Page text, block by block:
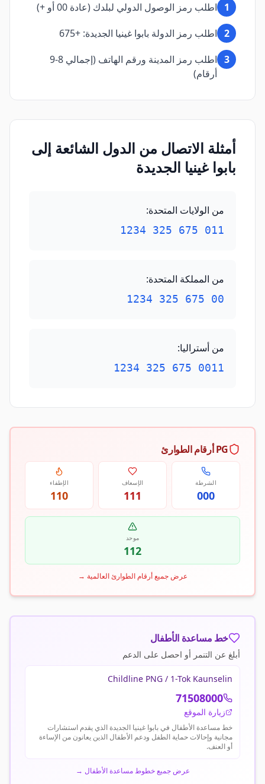
1
اطلب رمز الوصول الدولي لبلدك (عادة 00 أو +)
2 اطلب رمز الدولة بابوا غينيا الجديدة: +675
3
اطلب رمز المدينة ورقم الهاتف (إجمالي 8-9
أرقام)
أمثلة الاتصال من الدول الشائعة إلى
بابوا غينيا الجديدة
من الولايات المتحدة:
011 675 325 1234
من المملكة المتحدة:
00 675 325 1234
من أستراليا:
0011 675 325 1234
PG أرقام الطوارئ
الشرطة
000
الإسعاف
111
الإطفاء
110
موحد
112
عرض جميع أرقام الطوارئ العالمية →
خط مساعدة الأطفال
أبلغ عن التنمر أو احصل على الدعم
Childline PNG / 1-Tok Kaunselin
71508000
زيارة الموقع
خط مساعدة الأطفال في بابوا غينيا الجديدة الذي يقدم استشارات
مجانية وإحالات حماية الطفل ودعم الأطفال الذين يعانون من الإساءة
أو العنف.
عرض جميع خطوط مساعدة الأطفال →